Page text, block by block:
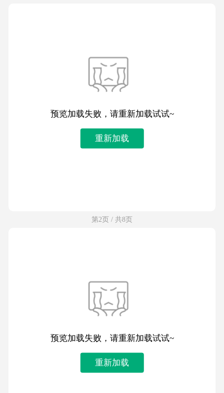
预览加载失败，请重新加载试试~
重新加载
第2页 / 共8页
预览加载失败，请重新加载试试~
重新加载